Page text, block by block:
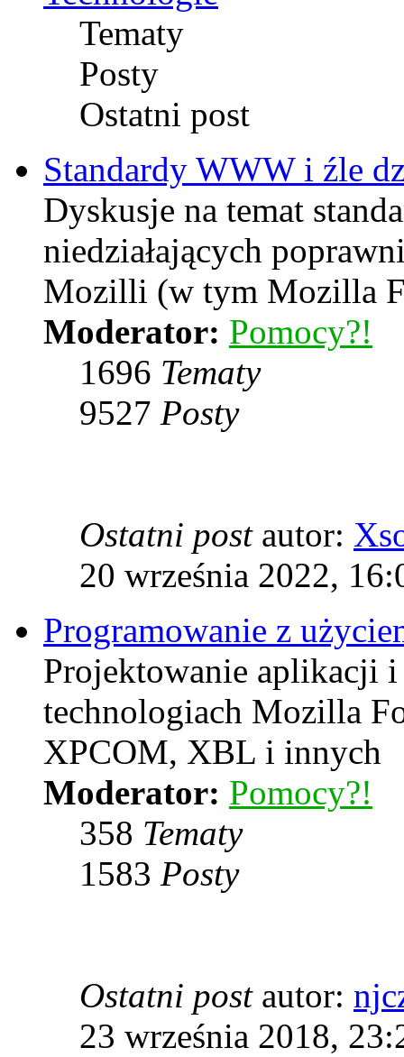
Tematy
Posty
Ostatni post
Standardy WWW i źle
Dyskusje na temat
niedziałających
Mozilli (w tym Mozilla
Moderator: Pomocy?!
1696 Tematy
9527 Posty
Ostatni postautor:
20 września 2022,
Programowanie z
Projektowanie aplikacji i
technologiach Mozilla
XPCOM, XBL i innych
Moderator: Pomocy?!
358 Tematy
1583 Posty
Ostatni postautor:
23 września 2018,